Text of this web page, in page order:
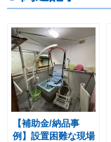
【補助金/納品事
例】設置困難な現場